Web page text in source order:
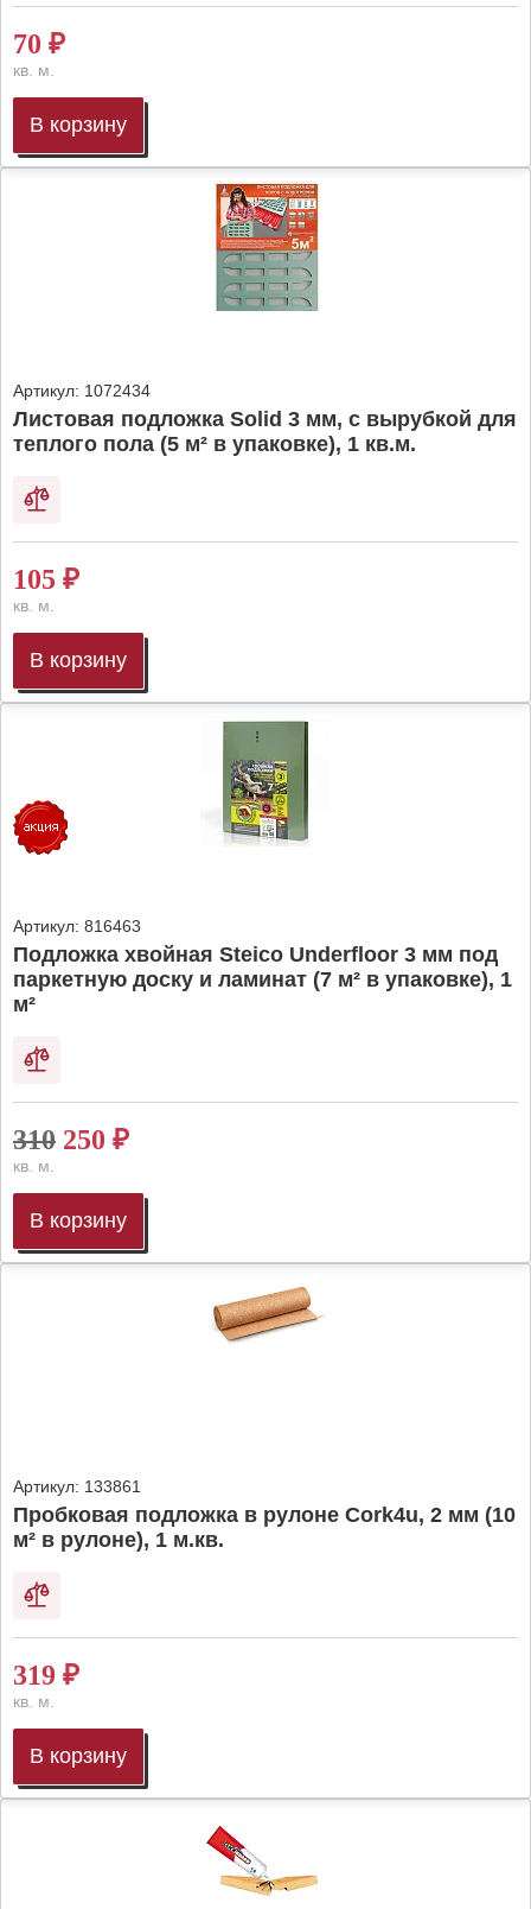
70 ₽
кв. м.
В корзину
Артикул: 1072434
Листовая подложка Solid 3 мм, с вырубкой для
теплого пола (5 м² в упаковке), 1 кв.м.
105 ₽
кв. м.
В корзину
Артикул: 816463
Подложка хвойная Steico Underfloor 3 мм под
паркетную доску и ламинат (7 м² в упаковке), 1
м²
310 250 ₽
кв. м.
В корзину
Артикул: 133861
Пробковая подложка в рулоне Cork4u, 2 мм (10
м² в рулоне), 1 м.кв.
319 ₽
кв. м.
В корзину